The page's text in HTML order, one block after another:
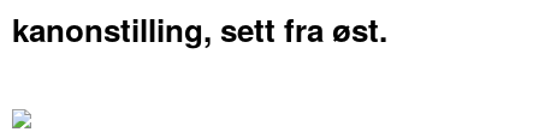
to
kanonstilling, sett fra øst.